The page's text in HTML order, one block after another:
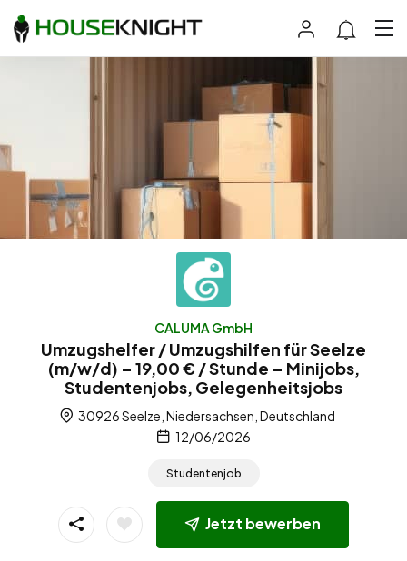
CALUMA GmbH
Umzugshelfer / Umzugshilfen für Seelze
(m/w/d) – 19,00 € / Stunde – Minijobs,
Studentenjobs, Gelegenheitsjobs
30926 Seelze, Niedersachsen, Deutschland
12/06/2026
Studentenjob
Jetzt bewerben